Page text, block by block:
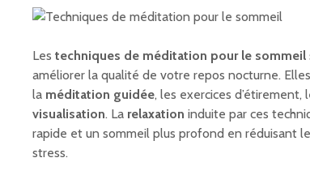
Les techniques de méditation pour le sommeil
améliorer la qualité de votre repos nocturne.
la méditation guidée, les exercices d’étirement,
visualisation. La relaxation induite par ces
rapide et un sommeil plus profond en réduisant
stress.